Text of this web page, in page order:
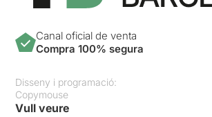
Canal oficial de venta
Compra 100% segura
Disseny i programació:
Copymouse
Vull veure